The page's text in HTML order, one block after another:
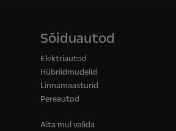
Sõiduautod
Elektriautod
Hübriidmudelid
Linnamaasturid
Pereautod
Aita mul valida